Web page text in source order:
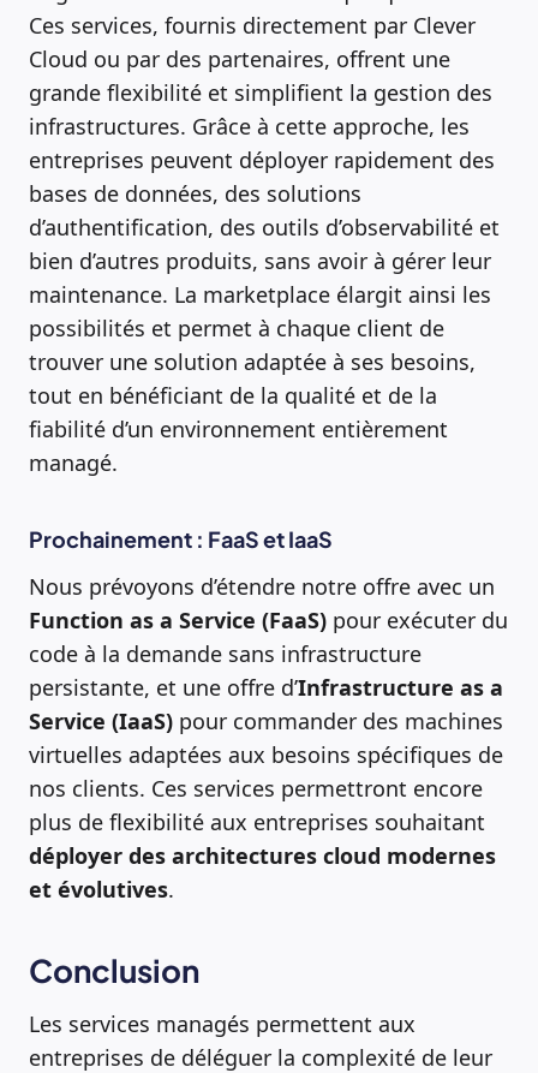
Ces services, fournis directement par Clever
Cloud ou par des partenaires, offrent une
grande flexibilité et simplifient la gestion des
infrastructures. Grâce à cette approche, les
entreprises peuvent déployer rapidement des
bases de données, des solutions
d’authentification, des outils d’observabilité et
bien d’autres produits, sans avoir à gérer leur
maintenance. La marketplace élargit ainsi les
possibilités et permet à chaque client de
trouver une solution adaptée à ses besoins,
tout en bénéficiant de la qualité et de la
fiabilité d’un environnement entièrement
managé.
Prochainement : FaaS et IaaS
Nous prévoyons d’étendre notre offre avec un
Function as a Service (FaaS) pour exécuter du
code à la demande sans infrastructure
persistante, et une offre d’Infrastructure as a
Service (IaaS) pour commander des machines
virtuelles adaptées aux besoins spécifiques de
nos clients. Ces services permettront encore
plus de flexibilité aux entreprises souhaitant
déployer des architectures cloud modernes
et évolutives.
Conclusion
Les services managés permettent aux
entreprises de déléguer la complexité de leur